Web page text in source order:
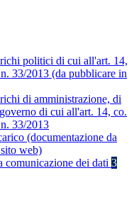
politici di cui all'art. 14,
33/2013 (da pubblicare in
di amministrazione, di
di cui all'art. 14, co.
33/2013
(documentazione da
web)
comunicazione dei dati 3